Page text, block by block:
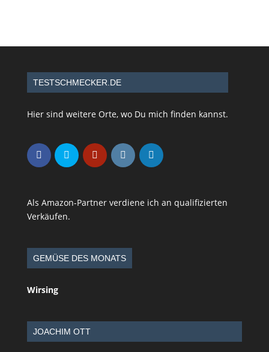
TESTSCHMECKER.DE
Hier sind weitere Orte, wo Du mich finden kannst.
Als Amazon-Partner verdiene ich an qualifizierten
Verkäufen.
GEMÜSE DES MONATS
Wirsing
JOACHIM OTT